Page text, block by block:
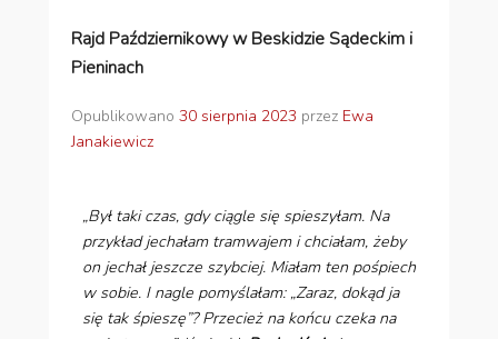
Rajd Październikowy w Beskidzie Sądeckim i
Pieninach
Opublikowano 30 sierpnia 2023 przez Ewa
Janakiewicz
„Był taki czas, gdy ciągle się spieszyłam. Na
przykład jechałam tramwajem i chciałam, żeby
on jechał jeszcze szybciej. Miałam ten pośpiech
w sobie. I nagle pomyślałam: „Zaraz, dokąd ja
się tak śpieszę”? Przecież na końcu czeka na